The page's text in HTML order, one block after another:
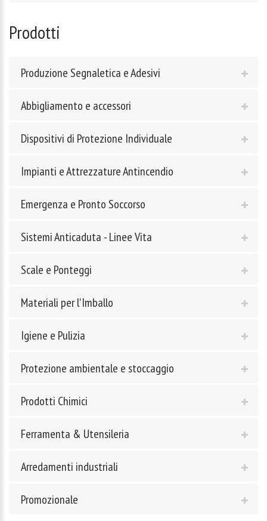
Prodotti
Produzione Segnaletica e Adesivi
Abbigliamento e accessori
Dispositivi di Protezione Individuale
Impianti e Attrezzature Antincendio
Emergenza e Pronto Soccorso
Sistemi Anticaduta - Linee Vita
Scale e Ponteggi
Materiali per l'Imballo
Igiene e Pulizia
Protezione ambientale e stoccaggio
Prodotti Chimici
Ferramenta & Utensileria
Arredamenti industriali
Promozionale